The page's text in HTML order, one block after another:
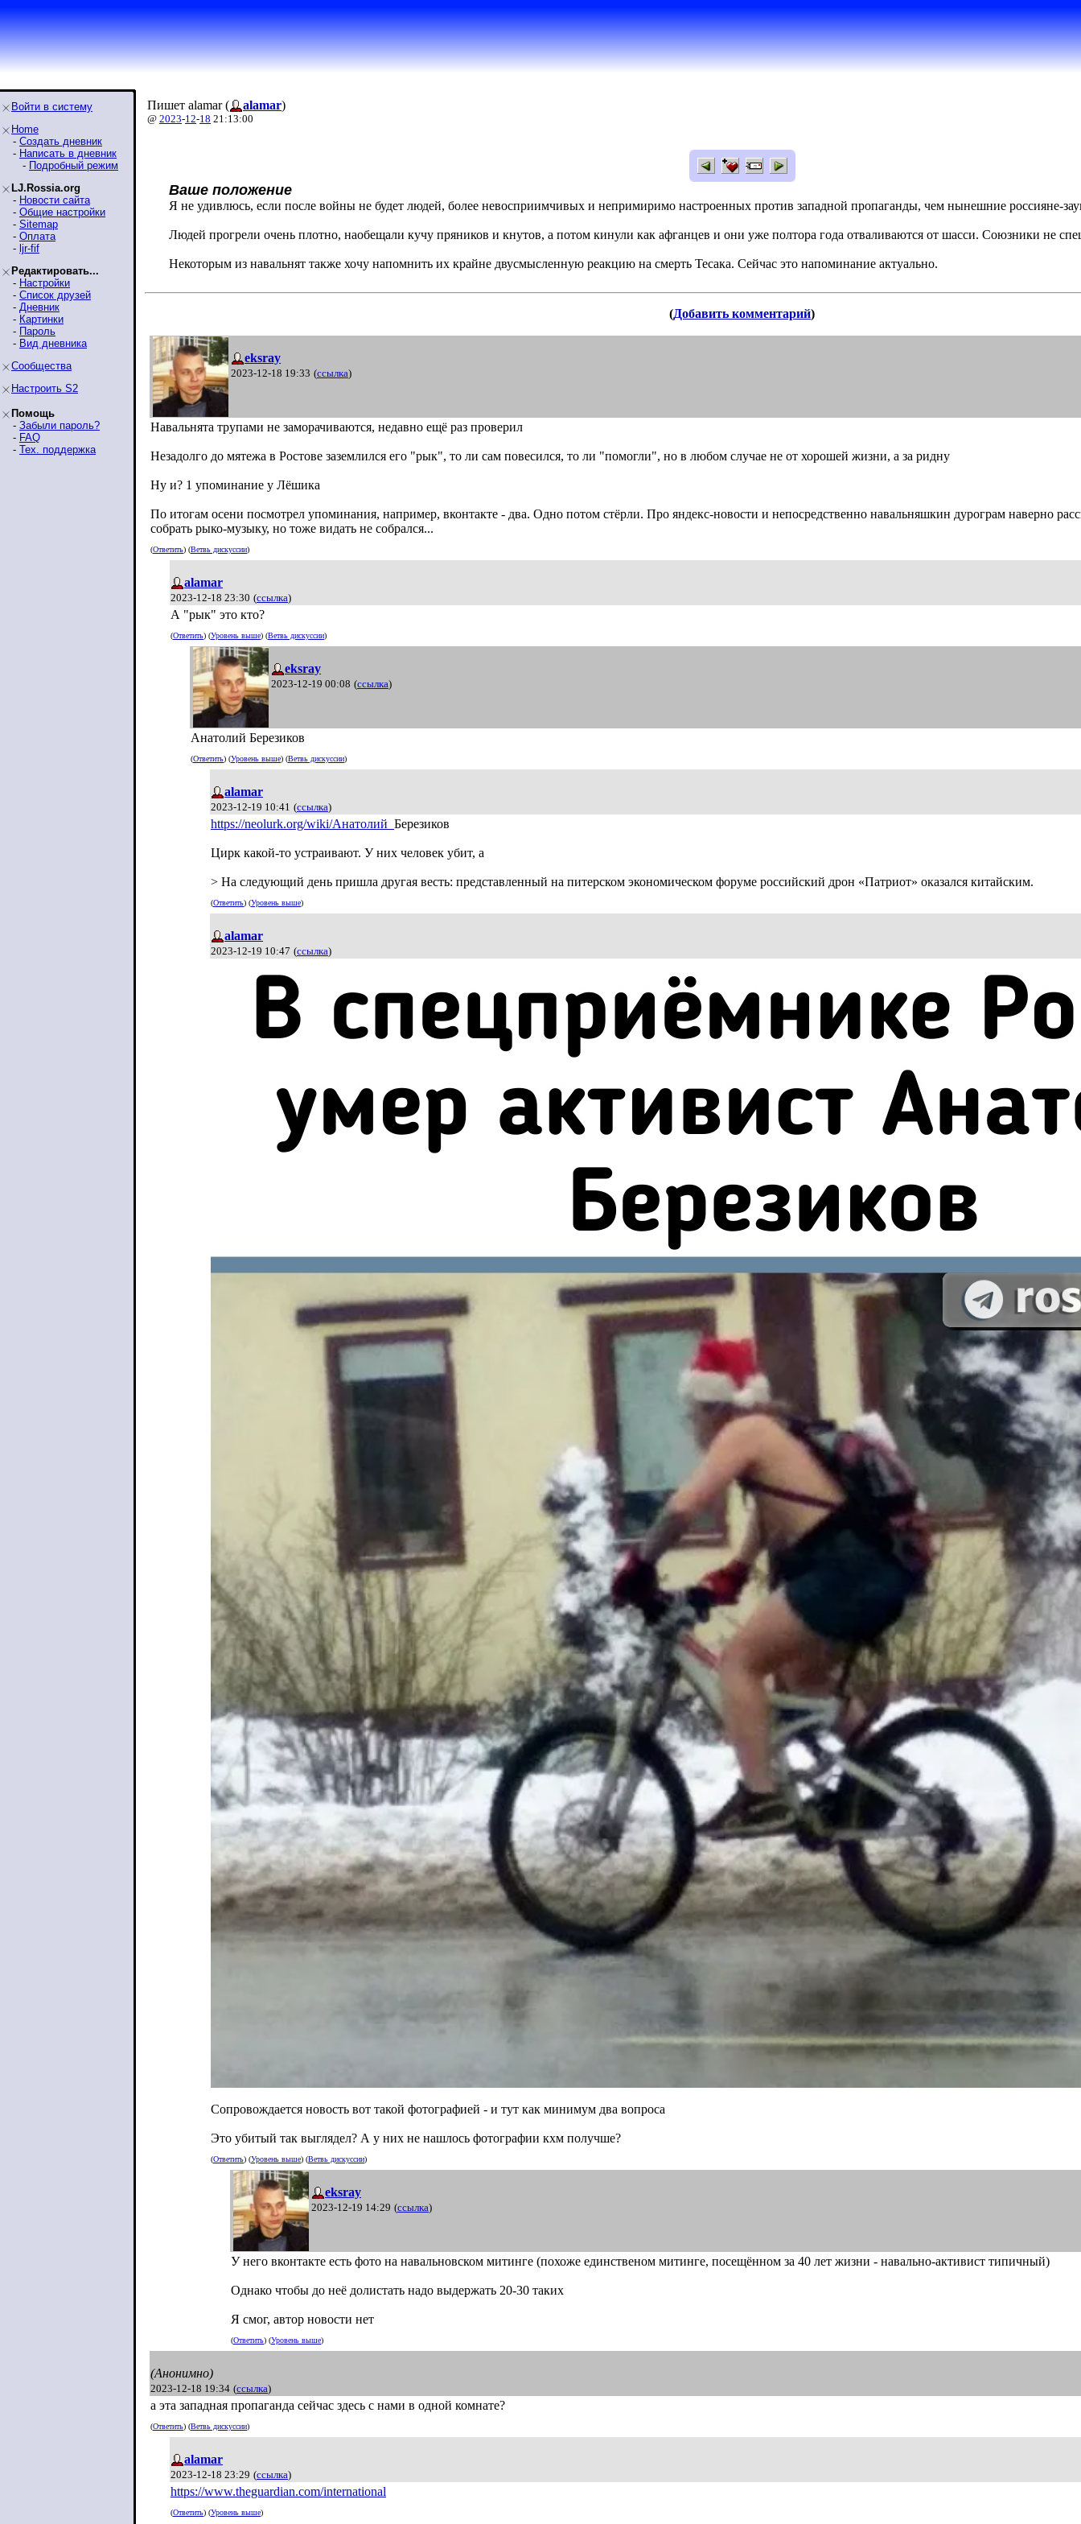
Войти в систему
Home
- Создать дневник
- Написать в дневник
- Подробный режим
LJ.Rossia.org
- Новости сайта
- Общие настройки
- Sitemap
- Оплата
- ljr-fif
Редактировать...
- Настройки
- Список друзей
- Дневник
- Картинки
- Пароль
- Вид дневника
Сообщества
Настроить S2
Помощь
- Забыли пароль?
- FAQ
- Тех. поддержка
Пишет alamar ( alamar)
@ 2023-12-18 21:13:00
Ваше положение
Я не удивлюсь, если после войны не будет людей, более невосприимчивых и непримиримо настроенных против западной пропаганды, чем нынешние россияне-
Людей прогрели очень плотно, наобещали кучу пряников и кнутов, а потом кинули как афганцев и они уже полтора года отваливаются от шасси. Союзники не
Некоторым из навальнят также хочу напомнить их крайне двусмысленную реакцию на смерть Тесака. Сейчас это напоминание актуально.
(Добавить комментарий)
eksray
2023-12-18 19:33 (ссылка)
Навальнята трупами не заморачиваются, недавно ещё раз проверил
Незадолго до мятежа в Ростове заземлился его "рык", то ли сам повесился, то ли "помогли", но в любом случае не от хорошей жизни, а за ридну
Ну и? 1 упоминание у Лёшика
По итогам осени посмотрел упоминания, например, вконтакте - два. Одно потом стёрли. Про яндекс-новости и непосредственно навальняшкин дурограм наверно
собрать рыко-музыку, но тоже видать не собрался...
(Ответить) (Ветвь дискуссии)
alamar
2023-12-18 23:30 (ссылка)
А "рык" это кто?
(Ответить) (Уровень выше) (Ветвь дискуссии)
eksray
2023-12-19 00:08 (ссылка)
Анатолий Березиков
(Ответить) (Уровень выше) (Ветвь дискуссии)
alamar
2023-12-19 10:41 (ссылка)
https://neolurk.org/wiki/Анатолий_ Березиков
Цирк какой-то устраивают. У них человек убит, а
> На следующий день пришла другая весть: представленный на питерском экономическом форуме российский дрон «Патриот» оказался китайским.
(Ответить) (Уровень выше)
alamar
2023-12-19 10:47 (ссылка)
Сопровождается новость вот такой фотографией - и тут как минимум два вопроса
Это убитый так выглядел? А у них не нашлось фотографии кхм получше?
(Ответить) (Уровень выше) (Ветвь дискуссии)
eksray
2023-12-19 14:29 (ссылка)
У него вконтакте есть фото на навальновском митинге (похоже единственом митинге, посещённом за 40 лет жизни - навально-активист типичный)
Однако чтобы до неё долистать надо выдержать 20-30 таких
Я смог, автор новости нет
(Ответить) (Уровень выше)
(Анонимно)
2023-12-18 19:34 (ссылка)
а эта западная пропаганда сейчас здесь с нами в одной комнате?
(Ответить) (Ветвь дискуссии)
alamar
2023-12-18 23:29 (ссылка)
https://www.theguardian.com/international
(Ответить) (Уровень выше)